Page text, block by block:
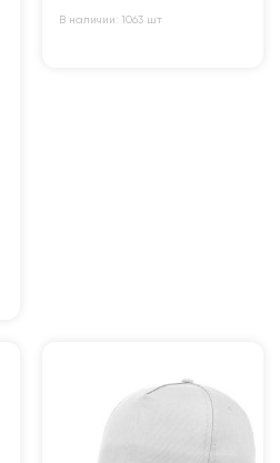
В наличии: 1063 шт